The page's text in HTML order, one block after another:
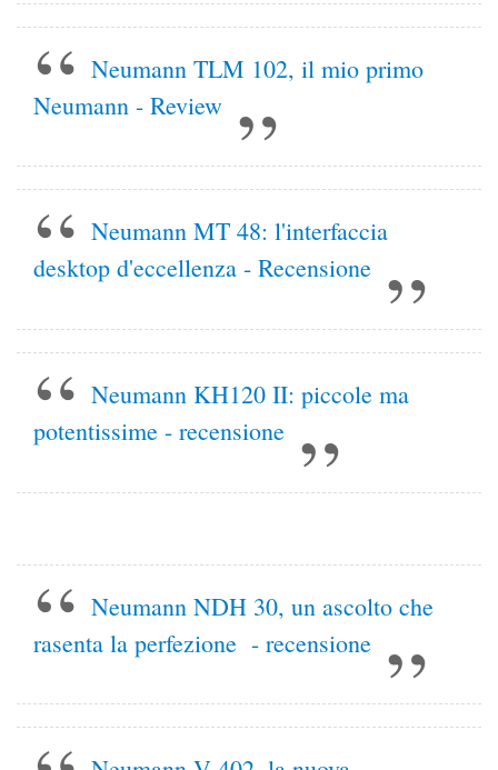
Neumann TLM 102, il mio primo
Neumann - Review
Neumann MT 48: l'interfaccia
desktop d'eccellenza - Recensione
Neumann KH120 II: piccole ma
potentissime - recensione
Neumann NDH 30, un ascolto che
rasenta la perfezione - recensione